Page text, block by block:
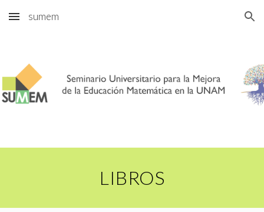
Skip to main content Skip to navigation
sumem
LIBROS